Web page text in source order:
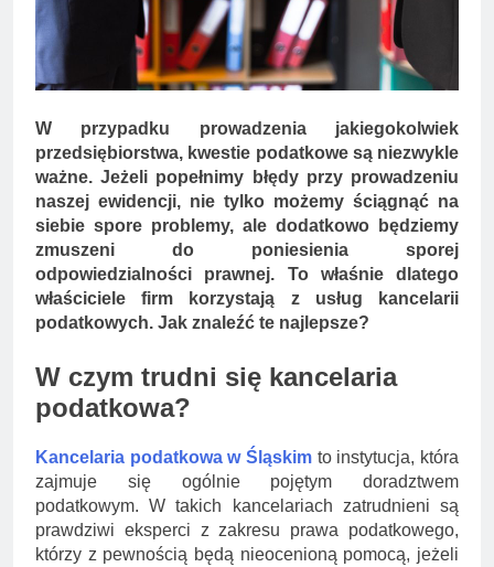
Minolta – kiedy wybrać
kolorowe, a kiedy czarno-
białe?
2 Lata Ago
Na czym polega
rozliczanie podatku?
W przypadku prowadzenia jakiegokolwiek
przedsiębiorstwa, kwestie podatkowe są niezwykle
ważne. Jeżeli popełnimy błędy przy prowadzeniu
naszej ewidencji, nie tylko możemy ściągnąć na
siebie spore problemy, ale dodatkowo będziemy
zmuszeni do poniesienia sporej
odpowiedzialności prawnej. To właśnie dlatego
właściciele firm korzystają z usług kancelarii
podatkowych. Jak znaleźć te najlepsze?
W czym trudni się kancelaria
podatkowa?
Kancelaria podatkowa w Śląskim to instytucja, która
zajmuje się ogólnie pojętym doradztwem
podatkowym. W takich kancelariach zatrudnieni są
prawdziwi eksperci z zakresu prawa podatkowego,
którzy z pewnością będą nieocenioną pomocą, jeżeli